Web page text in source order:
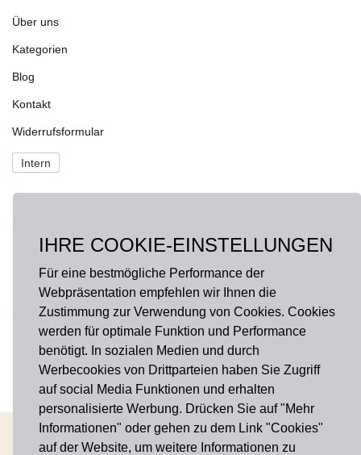
IHRE COOKIE-EINSTELLUNGEN
Für eine bestmögliche Performance der
Webpräsentation empfehlen wir Ihnen die
Zustimmung zur Verwendung von Cookies. Cookies
werden für optimale Funktion und Performance
benötigt. In sozialen Medien und durch
Werbecookies von Drittparteien haben Sie Zugriff
auf social Media Funktionen und erhalten
personalisierte Werbung. Drücken Sie auf "Mehr
Informationen" oder gehen zu dem Link "Cookies"
auf der Website, um weitere Informationen zu
Über uns
Kategorien
Blog
Kontakt
Widerrufsformular
Intern
Fragen?onlineshop@hausdermanufakturen.de
FOLGE UNS AUF
Instagram
AGB Widerrufsbelehrung Impressum Datenschutz
Cookies